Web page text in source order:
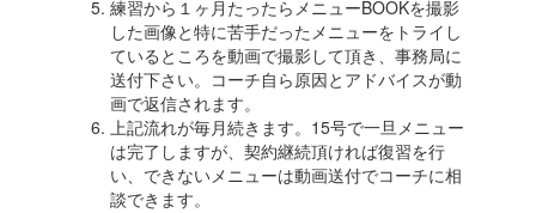
練習から１ヶ月たったらメニューBOOKを撮影
した画像と特に苦手だったメニューをトライし
ているところを動画で撮影して頂き、事務局に
送付下さい。コーチ自ら原因とアドバイスが動
画で返信されます。
上記流れが毎月続きます。15号で一旦メニュー
は完了しますが、契約継続頂ければ復習を行
い、できないメニューは動画送付でコーチに相
談できます。